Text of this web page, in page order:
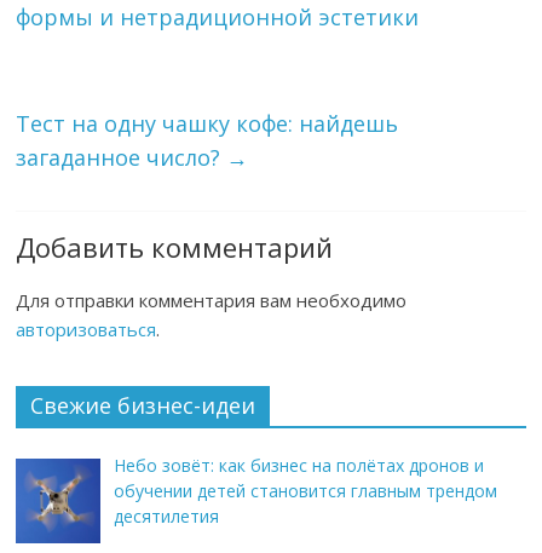
формы и нетрадиционной эстетики
Тест на одну чашку кофе: найдешь
загаданное число? →
Добавить комментарий
Для отправки комментария вам необходимо
авторизоваться.
Свежие бизнес-идеи
Небо зовёт: как бизнес на полётах дронов и
обучении детей становится главным трендом
десятилетия